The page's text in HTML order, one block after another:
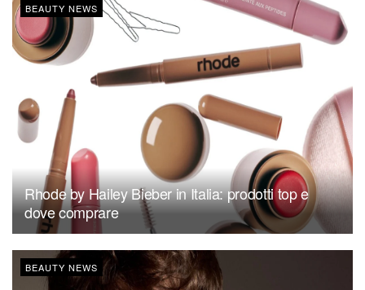
BEAUTY NEWS
Rhode by Hailey Bieber in Italia: prodotti top e
dove comprare
BEAUTY NEWS